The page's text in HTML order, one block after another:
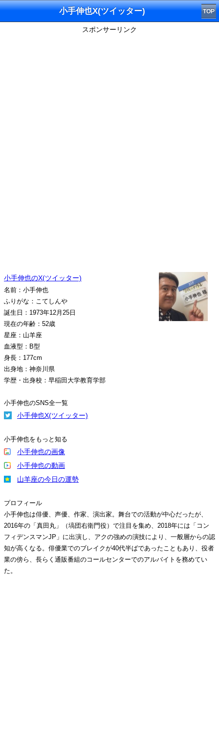
小手伸也X(ツイッター) TOP
スポンサーリンク
小手伸也のX(ツイッター)
名前：小手伸也
ふりがな：こてしんや
誕生日：1973年12月25日
現在の年齢：52歳
星座：山羊座
血液型：B型
身長：177cm
出身地：神奈川県
学歴・出身校：早稲田大学教育学部
小手伸也のSNS全一覧
小手伸也X(ツイッター)
小手伸也をもっと知る
小手伸也の画像
小手伸也の動画
山羊座の今日の運勢
プロフィール
小手伸也は俳優、声優、作家、演出家。舞台での活動が中心だったが、
2016年の「真田丸」（塙団右衛門役）で注目を集め、2018年には「コン
フィデンスマンJP」に出演し、アクの強めの演技により、一般層からの認
知が高くなる。俳優業でのブレイクが40代半ばであったこともあり、役者
業の傍ら、長らく通販番組のコールセンターでのアルバイトを務めてい
た。